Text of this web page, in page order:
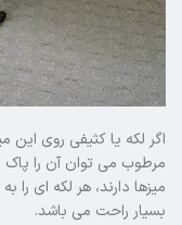
اگر لکه یا کثیفی روی این
مرطوب می توان آن را پاک
میزها دارند، هر لکه ای
بسیار راحت می باشد.